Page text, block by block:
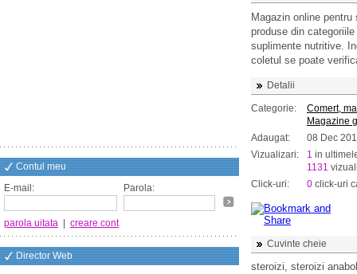
Contul meu
E-mail:
Parola:
parola uitata creare cont
Director Web
Magazin online
produse din
suplimente nutritive.
coletul se poate
Detalii
Categorie:
Comert,
Magazine
Adaugat:
08 Dec
Vizualizari:
1 in
1131
Click-uri:
0 click-uri
Cuvinte cheie
steroizi, steroizi